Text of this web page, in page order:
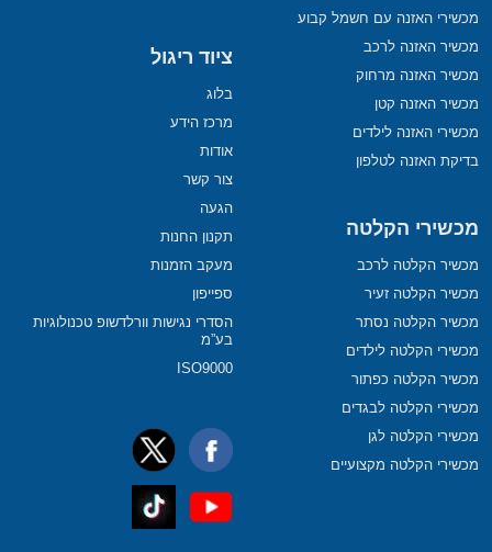
מכשירי האזנה עם חשמל קבוע
מכשיר האזנה לרכב
מכשיר האזנה מרחוק
מכשיר האזנה קטן
מכשירי האזנה לילדים
בדיקת האזנה לטלפון
מכשירי הקלטה
מכשיר הקלטה לרכב
מכשיר הקלטה זעיר
מכשיר הקלטה נסתר
מכשירי הקלטה לילדים
מכשיר הקלטה כפתור
מכשירי הקלטה לבגדים
מכשירי הקלטה לגן
מכשירי הקלטה מקצועיים
ציוד ריגול
בלוג
מרכז הידע
אודות
צור קשר
הגעה
תקנון החנות
מעקב הזמנות
ספייפון
הסדרי נגישות וורלדשופ טכנולוגיות
בע”מ
ISO9000